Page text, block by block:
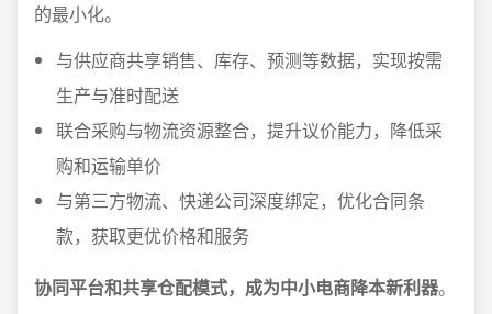
的最小化。
与供应商共享销售、库存、预测等数据，实现按需
生产与准时配送
联合采购与物流资源整合，提升议价能力，降低采
购和运输单价
与第三方物流、快递公司深度绑定，优化合同条
款，获取更优价格和服务
协同平台和共享仓配模式，成为中小电商降本新利器。